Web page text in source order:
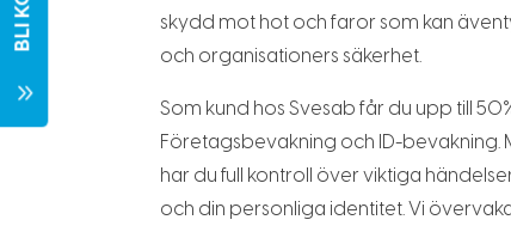
skydd mot hot och faror som kan
och organisationers säkerhet.
Som kund hos Svesab får du upp till
Företagsbevakning och ID-
har du full kontroll över viktiga
och din personliga identitet. Vi
7